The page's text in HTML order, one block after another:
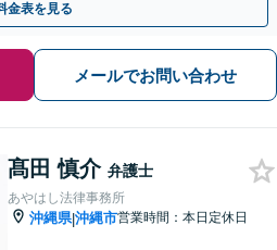
金表を見る
メールでお問い合わせ
髙田 慎介 弁護士
あやはし法律事務所
沖縄県|沖縄市営業時間：本日定休日